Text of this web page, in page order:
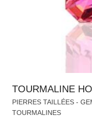
TOURMALINE
PIERRES TAILLÉES -
TOURMALINES